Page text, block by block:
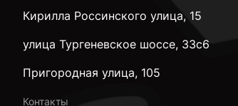
Кирилла Россинского улица, 15
улица Тургеневское шоссе, 33с6
Пригородная улица, 105
Контакты